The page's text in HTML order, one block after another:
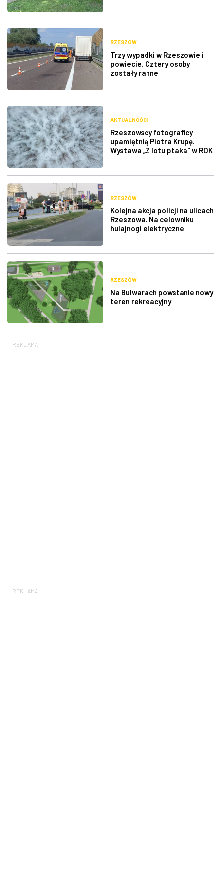
RZESZÓW
Trzy wypadki w Rzeszowie i
powiecie. Cztery osoby
zostały ranne
AKTUALNOŚCI
Rzeszowscy fotograficy
upamiętnią Piotra Krupę.
Wystawa „Z lotu ptaka" w RDK
RZESZÓW
Kolejna akcja policji na ulicach
Rzeszowa. Na celowniku
hulajnogi elektryczne
RZESZÓW
Na Bulwarach powstanie nowy
teren rekreacyjny
REKLAMA
REKLAMA